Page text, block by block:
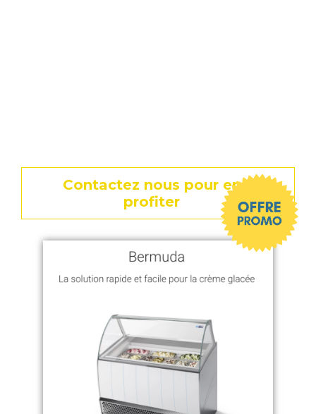
Contactez nous pour en
profiter